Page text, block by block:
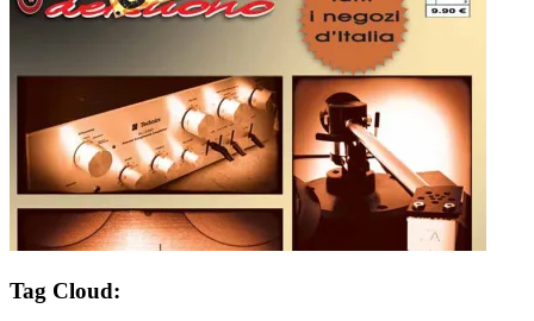
Tag Cloud: